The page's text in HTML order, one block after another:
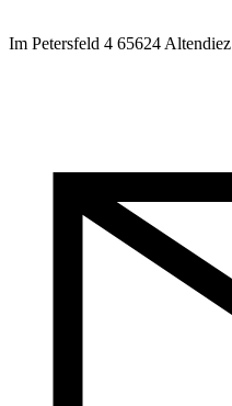
Im Petersfeld 4 65624 Altendiez